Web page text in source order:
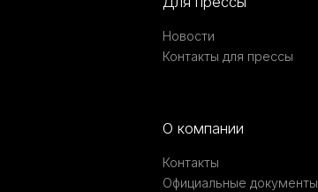
Новости
Контакты для прессы
О компании
Контакты
Официальные документы